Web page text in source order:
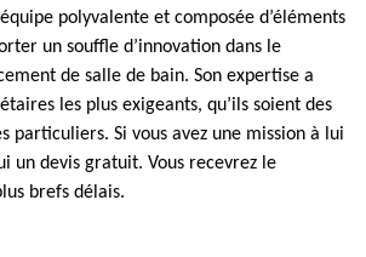
polyvalente et composée d’éléments
un souffle d’innovation dans le
de salle de bain. Son expertise a
les plus exigeants, qu’ils soient des
particuliers. Si vous avez une mission à lui
un devis gratuit. Vous recevrez le
brefs délais.